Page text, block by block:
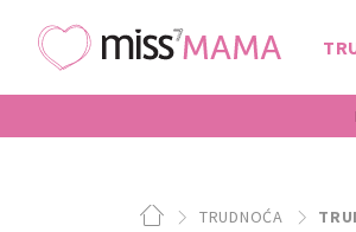
TRUDNOĆA